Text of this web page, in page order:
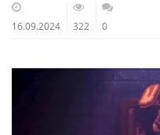
16.09.2024 322 0